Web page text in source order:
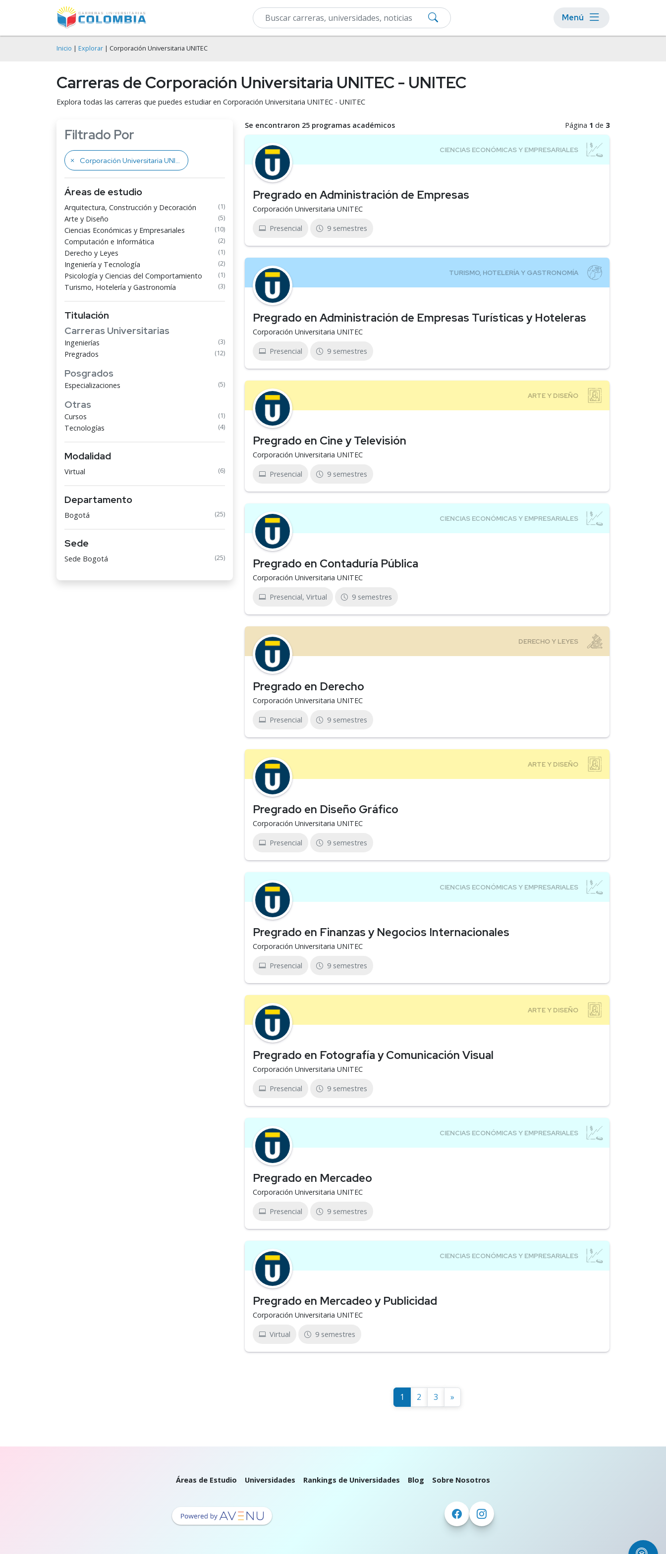
Menú
Inicio | Explorar | Corporación Universitaria UNITEC
Carreras de Corporación Universitaria UNITEC - UNITEC
Explora todas las carreras que puedes estudiar en Corporación Universitaria UNITEC - UNITEC
Filtrado Por
Corporación Universitaria UNITEC
Áreas de estudio
Arquitectura, Construcción y Decoración (1)
Arte y Diseño (5)
Ciencias Económicas y Empresariales (10)
Computación e Informática (2)
Derecho y Leyes (1)
Ingeniería y Tecnología (2)
Psicología y Ciencias del Comportamiento (1)
Turismo, Hotelería y Gastronomía (3)
Titulación
Carreras Universitarias
Ingenierías (3)
Pregrados (12)
Posgrados
Especializaciones (5)
Otras
Cursos (1)
Tecnologías (4)
Modalidad
Virtual (6)
Departamento
Bogotá (25)
Sede
Sede Bogotá (25)
Se encontraron 25 programas académicos Página 1 de 3
Pregrado en Administración de Empresas
Corporación Universitaria UNITEC
Presencial 9 semestres
Pregrado en Administración de Empresas Turísticas y Hoteleras
Corporación Universitaria UNITEC
Presencial 9 semestres
Pregrado en Cine y Televisión
Corporación Universitaria UNITEC
Presencial 9 semestres
Pregrado en Contaduría Pública
Corporación Universitaria UNITEC
Presencial, Virtual 9 semestres
Pregrado en Derecho
Corporación Universitaria UNITEC
Presencial 9 semestres
Pregrado en Diseño Gráfico
Corporación Universitaria UNITEC
Presencial 9 semestres
Pregrado en Finanzas y Negocios Internacionales
Corporación Universitaria UNITEC
Presencial 9 semestres
Pregrado en Fotografía y Comunicación Visual
Corporación Universitaria UNITEC
Presencial 9 semestres
Pregrado en Mercadeo
Corporación Universitaria UNITEC
Presencial 9 semestres
Pregrado en Mercadeo y Publicidad
Corporación Universitaria UNITEC
Virtual 9 semestres
1 2 3 »
Áreas de Estudio Universidades Rankings de Universidades Blog Sobre Nosotros